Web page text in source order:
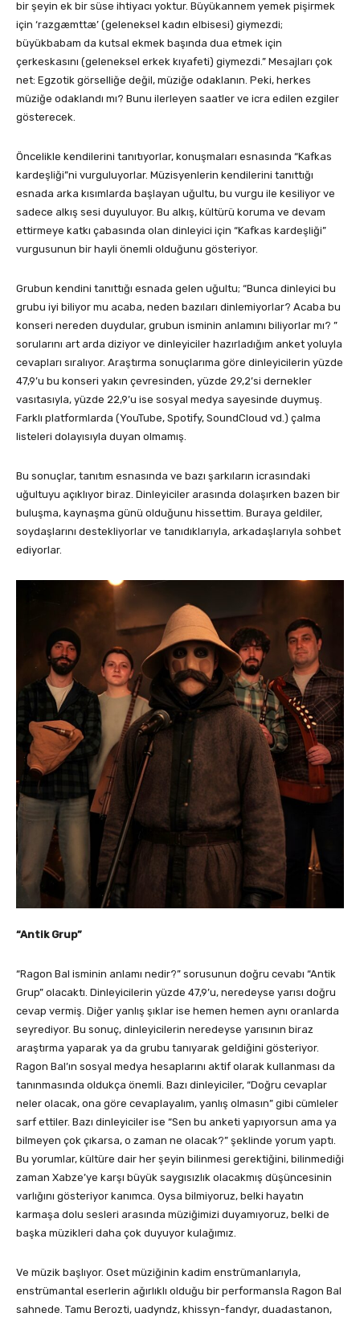
bir şeyin ek bir süse ihtiyacı yoktur. Büyükannem yemek pişirmek
için ‘razgæmttæ’ (geleneksel kadın elbisesi) giymezdi;
büyükbabam da kutsal ekmek başında dua etmek için
çerkeskasını (geleneksel erkek kıyafeti) giymezdi.” Mesajları çok
net: Egzotik görselliğe değil, müziğe odaklanın. Peki, herkes
müziğe odaklandı mı? Bunu ilerleyen saatler ve icra edilen ezgiler
gösterecek.
Öncelikle kendilerini tanıtıyorlar, konuşmaları esnasında “Kafkas
kardeşliği”ni vurguluyorlar. Müzisyenlerin kendilerini tanıttığı
esnada arka kısımlarda başlayan uğultu, bu vurgu ile kesiliyor ve
sadece alkış sesi duyuluyor. Bu alkış, kültürü koruma ve devam
ettirmeye katkı çabasında olan dinleyici için “Kafkas kardeşliği”
vurgusunun bir hayli önemli olduğunu gösteriyor.
Grubun kendini tanıttığı esnada gelen uğultu; “Bunca dinleyici bu
grubu iyi biliyor mu acaba, neden bazıları dinlemiyorlar? Acaba bu
konseri nereden duydular, grubun isminin anlamını biliyorlar mı? ”
sorularını art arda diziyor ve dinleyiciler hazırladığım anket yoluyla
cevapları sıralıyor. Araştırma sonuçlarıma göre dinleyicilerin yüzde
47,9’u bu konseri yakın çevresinden, yüzde 29,2’si dernekler
vasıtasıyla, yüzde 22,9’u ise sosyal medya sayesinde duymuş.
Farklı platformlarda (YouTube, Spotify, SoundCloud vd.) çalma
listeleri dolayısıyla duyan olmamış.
Bu sonuçlar, tanıtım esnasında ve bazı şarkıların icrasındaki
uğultuyu açıklıyor biraz. Dinleyiciler arasında dolaşırken bazen bir
buluşma, kaynaşma günü olduğunu hissettim. Buraya geldiler,
soydaşlarını destekliyorlar ve tanıdıklarıyla, arkadaşlarıyla sohbet
ediyorlar.
“Antik Grup”
“Ragon Bal isminin anlamı nedir?” sorusunun doğru cevabı “Antik
Grup” olacaktı. Dinleyicilerin yüzde 47,9’u, neredeyse yarısı doğru
cevap vermiş. Diğer yanlış şıklar ise hemen hemen aynı oranlarda
seyrediyor. Bu sonuç, dinleyicilerin neredeyse yarısının biraz
araştırma yaparak ya da grubu tanıyarak geldiğini gösteriyor.
Ragon Bal’ın sosyal medya hesaplarını aktif olarak kullanması da
tanınmasında oldukça önemli. Bazı dinleyiciler, “Doğru cevaplar
neler olacak, ona göre cevaplayalım, yanlış olmasın” gibi cümleler
sarf ettiler. Bazı dinleyiciler ise “Sen bu anketi yapıyorsun ama ya
bilmeyen çok çıkarsa, o zaman ne olacak?” şeklinde yorum yaptı.
Bu yorumlar, kültüre dair her şeyin bilinmesi gerektiğini, bilinmediği
zaman Xabze’ye karşı büyük saygısızlık olacakmış düşüncesinin
varlığını gösteriyor kanımca. Oysa bilmiyoruz, belki hayatın
karmaşa dolu sesleri arasında müziğimizi duyamıyoruz, belki de
başka müzikleri daha çok duyuyor kulağımız.
Ve müzik başlıyor. Oset müziğinin kadim enstrümanlarıyla,
enstrümantal eserlerin ağırlıklı olduğu bir performansla Ragon Bal
sahnede. Tamu Berozti, uadyndz, khissyn-fandyr, duadastanon,